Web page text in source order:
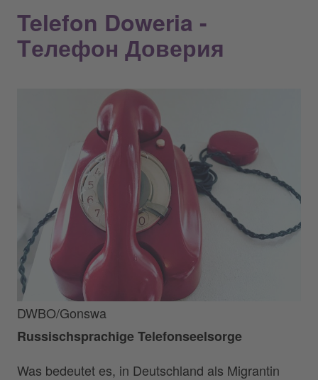
Telefon Doweria -
Tелефон Доверия
DWBO/Gonswa
Russischsprachige Telefonseelsorge
Was bedeutet es, in Deutschland als Migrantin